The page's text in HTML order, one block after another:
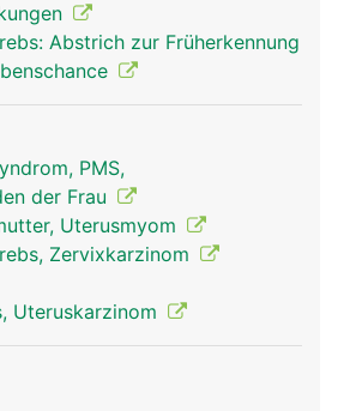
Abstrich zur Früherkennung
PMS,
der Frau
Uterusmyom
Zervixkarzinom
Uteruskarzinom